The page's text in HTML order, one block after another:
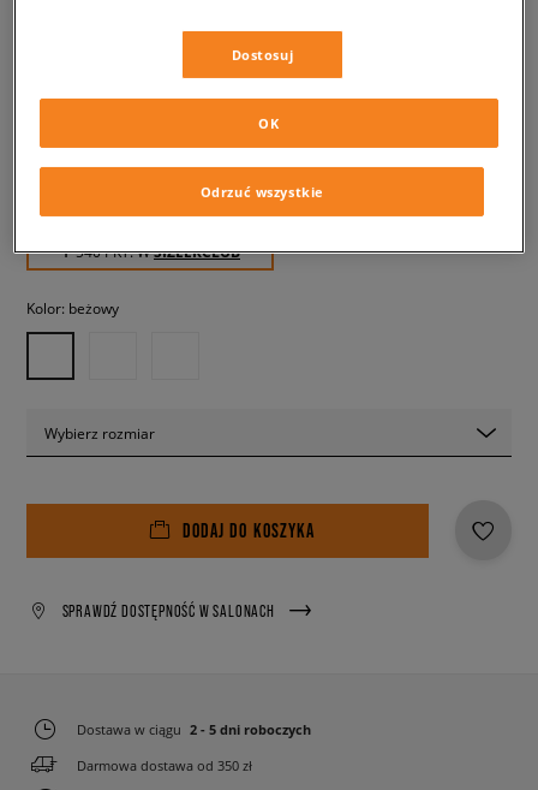
539,99 zł z VAT
(Cena początkowa)
✛ 540 PKT. WSIZEERCLUB
Kolor: beżowy
Wybierz rozmiar
DODAJ DO KOSZYKA
SPRAWDŹ DOSTĘPNOŚĆ W SALONACH
Dostawa w ciągu 2 - 5 dni roboczych
Darmowa dostawa od 350 zł
Dostosuj
Odrzuć wszystkie
OK